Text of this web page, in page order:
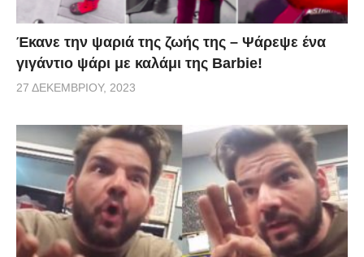
Έκανε την ψαριά της ζωής της – Ψάρεψε ένα
γιγάντιο ψάρι με καλάμι της Barbie!
27 ΔΕΚΕΜΒΡΊΟΥ, 2023